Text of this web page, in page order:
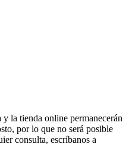
y la tienda online permanecerán
por lo que no será posible
consulta, escríbanos a